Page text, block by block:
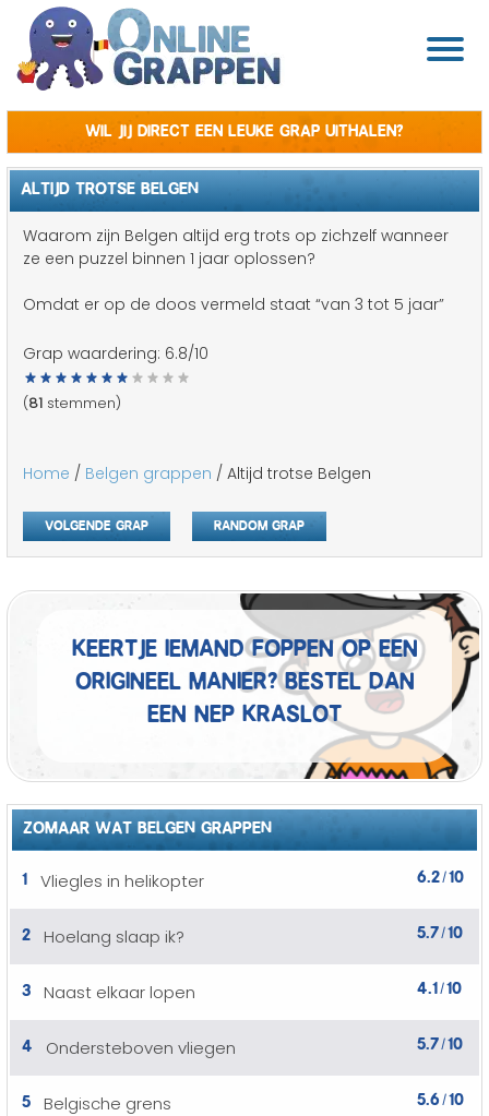
Wil jij direct een leuke grap uithalen?
ALTIJD TROTSE BELGEN
Waarom zijn Belgen altijd erg trots op zichzelf wanneer
ze een puzzel binnen 1 jaar oplossen?
Omdat er op de doos vermeld staat “van 3 tot 5 jaar”
Grap waardering: 6.8/10
(81 stemmen)
Home / Belgen grappen / Altijd trotse Belgen
Volgende grap Random grap
Keertje iemand foppen op een
origineel manier? Bestel dan
een nep kraslot
ZOMAAR WAT BELGEN GRAPPEN
1 Vliegles in helikopter 6.2/10
2 Hoelang slaap ik? 5.7/10
3 Naast elkaar lopen 4.1/10
4 Ondersteboven vliegen 5.7/10
5 Belgische grens 5.6 /10